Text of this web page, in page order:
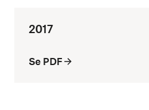
2017
Se PDF